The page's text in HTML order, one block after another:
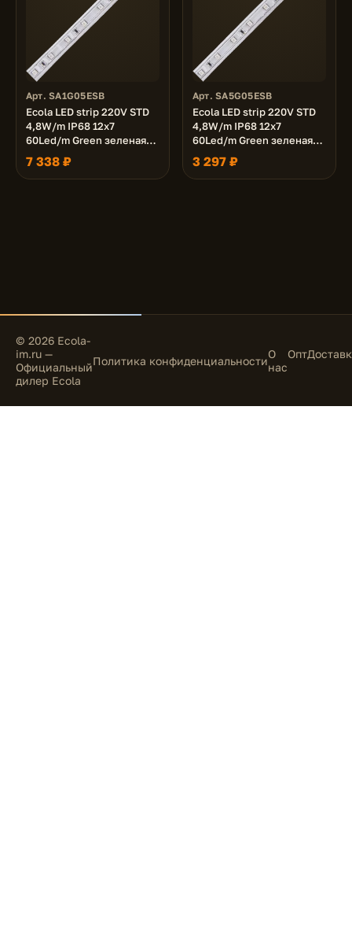
Арт. SA1G05ESB
Ecola LED strip 220V STD
4,8W/m IP68 12x7
60Led/m Green зеленая
лента 100м.
7 338 ₽
Арт. SA5G05ESB
Ecola LED strip 220V STD
4,8W/m IP68 12x7
60Led/m Green зеленая
лента 50м.
3 297 ₽
© 2026 Ecola-
im.ru —
Официальный
дилер Ecola
Политика конфиденциальностиО
нас
Опт